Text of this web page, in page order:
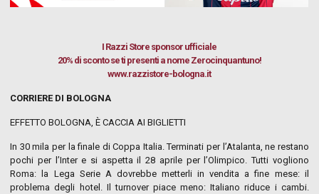
I Razzi Store sponsor ufficiale
20% di sconto se ti presenti a nome Zerocinquantuno!
www.razzistore-bologna.it
CORRIERE DI BOLOGNA
EFFETTO BOLOGNA, È CACCIA AI BIGLIETTI
In 30 mila per la finale di Coppa Italia. Terminati per l’Atalanta, ne restano
pochi per l’Inter e si aspetta il 28 aprile per l’Olimpico. Tutti vogliono
Roma: la Lega Serie A dovrebbe metterli in vendita a fine mese: il
problema degli hotel. Il turnover piace meno: Italiano riduce i cambi.